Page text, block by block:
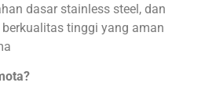
dasar stainless steel, dan
tinggi yang aman